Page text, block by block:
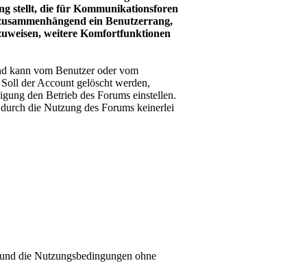
stellt, die für Kommunikationsforen
ein Benutzerrang,
weitere Komfortfunktionen
kann vom Benutzer oder vom
der Account gelöscht werden,
den Betrieb des Forums einstellen.
die Nutzung des Forums keinerlei
die Nutzungsbedingungen ohne